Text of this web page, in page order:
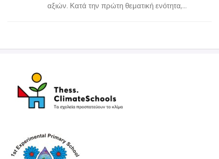
αξιών. Κατά την πρώτη θεματική ενότητα,...